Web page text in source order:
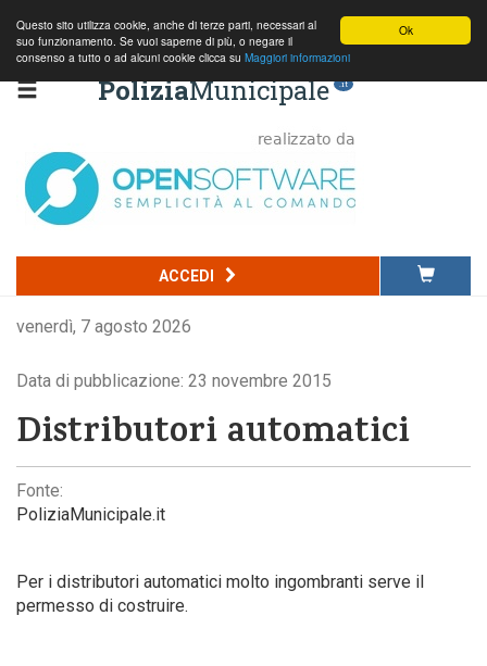
Ok
Questo sito utilizza cookie, anche di terze parti, necessari al
suo funzionamento. Se vuoi saperne di più, o negare il
consenso a tutto o ad alcuni cookie clicca su Maggiori informazioni
PoliziaMunicipale .it
ACCEDI
venerdì, 7 agosto 2026
Data di pubblicazione: 23 novembre 2015
Distributori automatici
Fonte:
PoliziaMunicipale.it
Per i distributori automatici molto ingombranti serve il
permesso di costruire.